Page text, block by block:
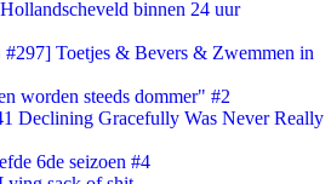
binnen 24 uur
Toetjes & Bevers & Zwemmen in
worden steeds dommer" #2
Declining Gracefully Was Never Really
6de seizoen #4